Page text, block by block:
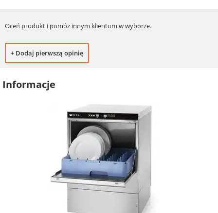
Oceń produkt i pomóż innym klientom w wyborze.
+ Dodaj pierwszą opinię
Informacje